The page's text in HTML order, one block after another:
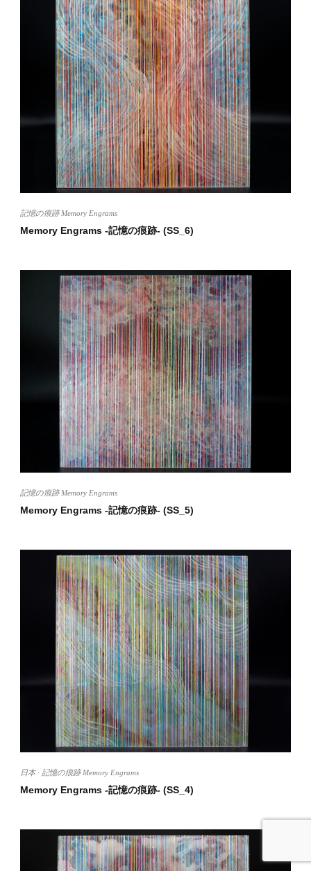
記憶の痕跡 Memory Engrams
Memory Engrams -記憶の痕跡- (SS_6)
記憶の痕跡 Memory Engrams
Memory Engrams -記憶の痕跡- (SS_5)
日本·記憶の痕跡 Memory Engrams
Memory Engrams -記憶の痕跡- (SS_4)